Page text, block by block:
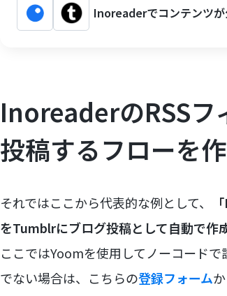
Inoreaderでコンテンツ
InoreaderのRSS
投稿するフローを
それではここから代表的な例として、
をTumblrにブログ投稿として自動で作
ここではYoomを使用してノーコード
でない場合は、こちらの登録フォーム